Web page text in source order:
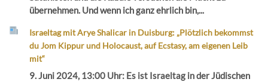
übernehmen. Und wenn ich ganz ehrlich bin,...
Israeltag mit Arye Shalicar in Duisburg: „Plötzlich bekommst
du Jom Kippur und Holocaust, auf Ecstasy, am eigenen Leib
mit“
9. Juni 2024, 13:00 Uhr: Es ist Israeltag in der Jüdischen